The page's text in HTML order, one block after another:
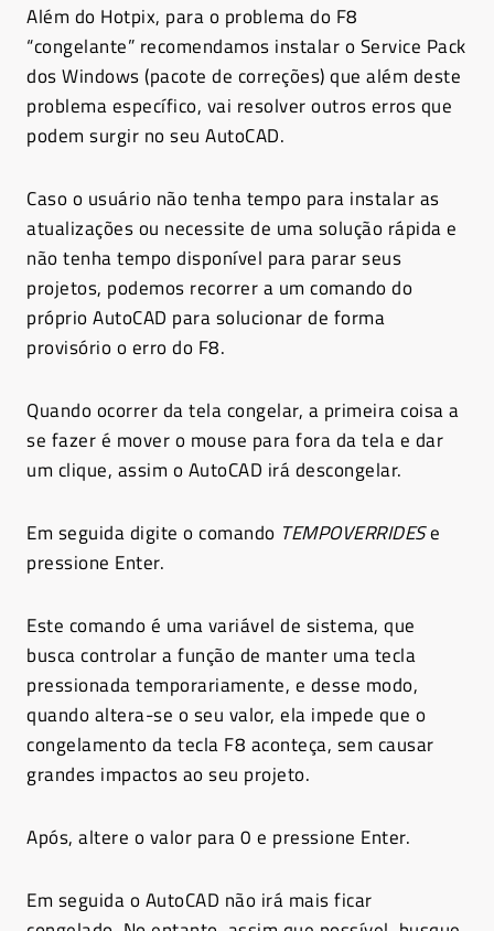
Além do Hotpix, para o problema do F8
“congelante” recomendamos instalar o Service Pack
dos Windows (pacote de correções) que além deste
problema específico, vai resolver outros erros que
podem surgir no seu AutoCAD.
Caso o usuário não tenha tempo para instalar as
atualizações ou necessite de uma solução rápida e
não tenha tempo disponível para parar seus
projetos, podemos recorrer a um comando do
próprio AutoCAD para solucionar de forma
provisório o erro do F8.
Quando ocorrer da tela congelar, a primeira coisa a
se fazer é mover o mouse para fora da tela e dar
um clique, assim o AutoCAD irá descongelar.
Em seguida digite o comando TEMPOVERRIDESe
pressione Enter.
Este comando é uma variável de sistema, que
busca controlar a função de manter uma tecla
pressionada temporariamente, e desse modo,
quando altera-se o seu valor, ela impede que o
congelamento da tecla F8 aconteça, sem causar
grandes impactos ao seu projeto.
Após, altere o valor para 0 e pressione Enter.
Em seguida o AutoCAD não irá mais ficar